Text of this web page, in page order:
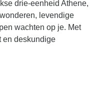
drie-eenheid Athene,
levendige
wachten op je. Met
en deskundige